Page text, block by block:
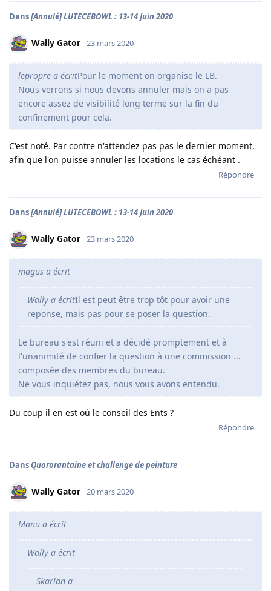
Dans[Annulé] LUTECEBOWL : 13-14 Juin 2020
Wally Gator 23 mars 2020
lepropre a écritPour le moment on organise le LB.
Nous verrons si nous devons annuler mais on a pas
encore assez de visibilité long terme sur la fin du
confinement pour cela.
C'est noté. Par contre n'attendez pas pas le dernier moment,
afin que l'on puisse annuler les locations le cas échéant .
Répondre
Dans[Annulé] LUTECEBOWL : 13-14 Juin 2020
Wally Gator 23 mars 2020
magus a écrit
Wally a écritIl est peut être trop tôt pour avoir une
reponse, mais pas pour se poser la question.
Le bureau s'est réuni et a décidé promptement et à
l'unanimité de confier la question à une commission ...
composée des membres du bureau.
Ne vous inquiétez pas, nous vous avons entendu.
Du coup il en est où le conseil des Ents ?
Répondre
DansQuororantaine et challenge de peinture
Wally Gator 20 mars 2020
Manu a écrit
Wally a écrit
Skarlan a